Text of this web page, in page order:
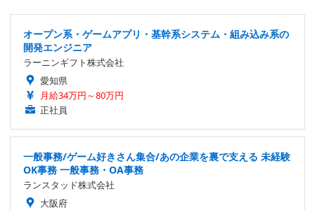
オープン系・ゲームアプリ・基幹系システム・組み込み系の
開発エンジニア
ラーニンギフト株式会社
愛知県
月給34万円～80万円
正社員
一般事務/ゲーム好きさん集合/あの企業を裏で支える 未経験
OK事務 一般事務・OA事務
ランスタッド株式会社
大阪府